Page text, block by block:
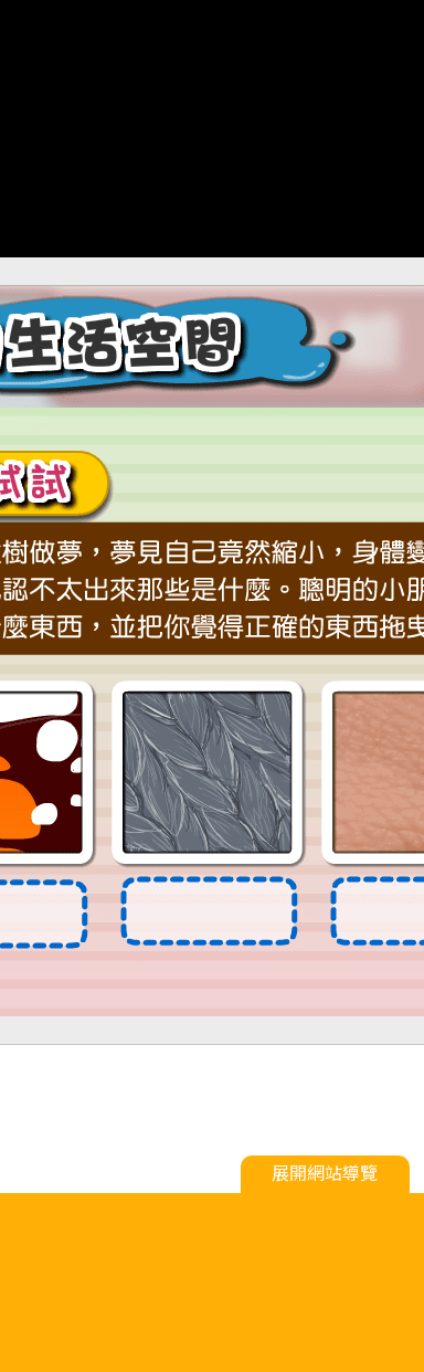
展開網站導覽